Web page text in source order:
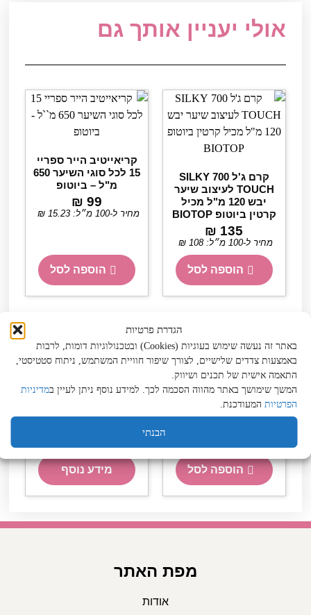
הגדרת פרטיות
באתר זה נעשה שימוש בעוגיות (Cookies) ובטכנולוגיות דומות, לרבות
באמצעות צדדים שלישיים, לצורך שיפור חוויית המשתמש, ניתוח סטטיסטי,
התאמה אישית של תכנים ושיווק.
המשך שימושך באתר מהווה הסכמה לכך. למידע נוסף ניתן לעיין במדיניות
הפרטיותהמעודכנת.
הבנתי
אולי יעניין אותך גם
קרם ג'ל 700 SILKY
TOUCH לעיצוב שיער
יבש 120 מ"ל מכיל
קרטין ביוטופ BIOTOP
₪ 135
מחיר ל-100 מ״ל: ₪108
הוספה לסל
קריאייטיב הייר ספריי
15 לכל סוגי השיער 650
מ"ל – ביוטופ
₪99
מחיר ל-100 מ״ל: ₪15.23
הוספה לסל
שמפו טיפולי
קינואה911 ביוטופ 500
מ”ל
₪75
הוספה לסל
לשיער מתולתל 69
₪169
מידע נוסף
מפת האתר
אודות